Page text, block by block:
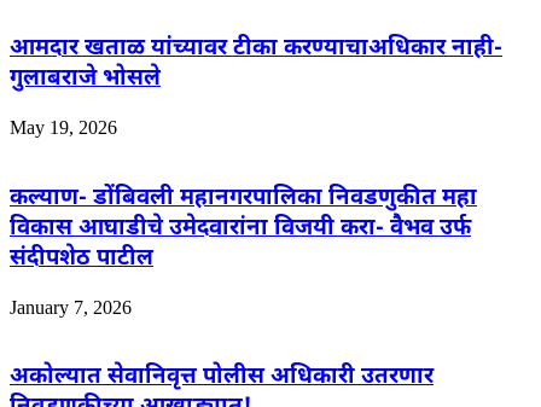
आमदार खताळ यांच्यावर टीका करण्याचाअधिकार नाही-
गुलाबराजे भोसले
May 19, 2026
कल्याण- डोंबिवली महानगरपालिका निवडणुकीत महा
विकास आघाडीचे उमेदवारांना विजयी करा- वैभव उर्फ
संदीपशेठ पाटील
January 7, 2026
अकोल्यात सेवानिवृत्त पोलीस अधिकारी उतरणार